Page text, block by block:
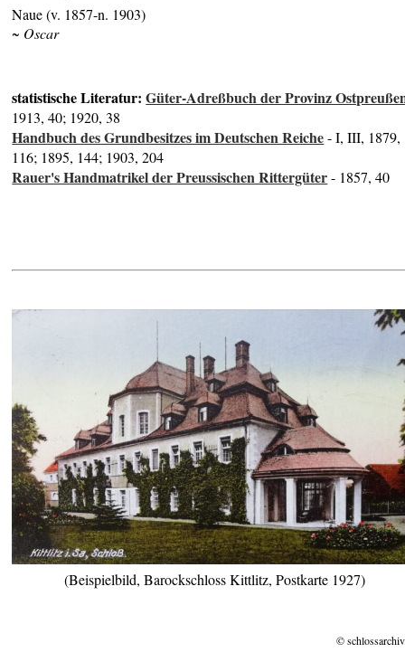
Naue (v. 1857-n. 1903)
~ Oscar
statistische Literatur:Güter-Adreßbuch der Provinz
1913, 40; 1920, 38
Handbuch des Grundbesitzes im Deutschen Reiche- I, III, 1879,
116; 1895, 144; 1903, 204
Rauer's Handmatrikel der Preussischen Rittergüter- 1857, 40
(Beispielbild, Barockschloss Kittlitz, Postkarte 1927)
©